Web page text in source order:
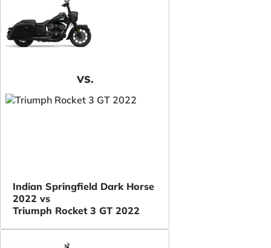
VS.
Indian Springfield Dark Horse
2022 vs
Triumph Rocket 3 GT 2022